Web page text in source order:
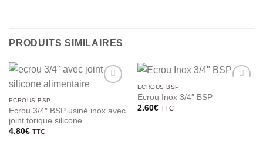
PRODUITS SIMILAIRES
ECROUS BSP
Ecrou 3/4″ BSP usiné inox avec
joint torique silicone
4.80€ TTC
ECROUS BSP
Ecrou Inox 3/4″ BSP
2.60€ TTC